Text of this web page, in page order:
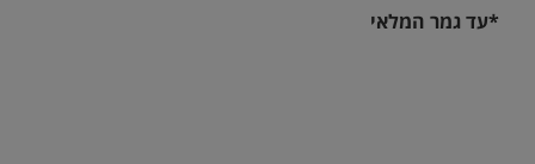
*עד גמר המלאי